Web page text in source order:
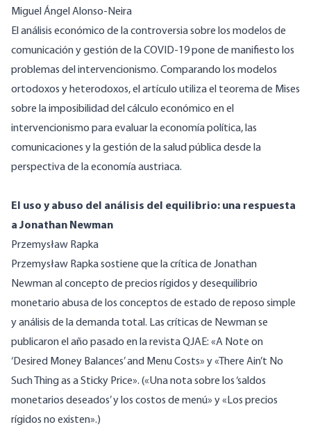
Miguel Ángel Alonso-Neira
El análisis económico de la controversia sobre los modelos de
comunicación y gestión de la COVID-19 pone de manifiesto los
problemas del intervencionismo. Comparando los modelos
ortodoxos y heterodoxos, el artículo utiliza el teorema de Mises
sobre la imposibilidad del cálculo económico en el
intervencionismo para evaluar la economía política, las
comunicaciones y la gestión de la salud pública desde la
perspectiva de la economía austriaca.
El uso y abuso del análisis del equilibrio: una respuesta
a Jonathan Newman
Przemysław Rapka
Przemysław Rapka sostiene que la crítica de Jonathan
Newman al concepto de precios rígidos y desequilibrio
monetario abusa de los conceptos de estado de reposo simple
y análisis de la demanda total. Las críticas de Newman se
publicaron el año pasado en la revista QJAE: «A Note on
‘Desired Money Balances’ and Menu Costs» y«There Ain’t No
Such Thing as a Sticky Price». («Una nota sobre los ‘saldos
monetarios deseados’ y los costos de menú» y«Los precios
rígidos no existen».)